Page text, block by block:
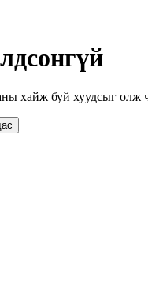
хайж буй хуудсыг олж